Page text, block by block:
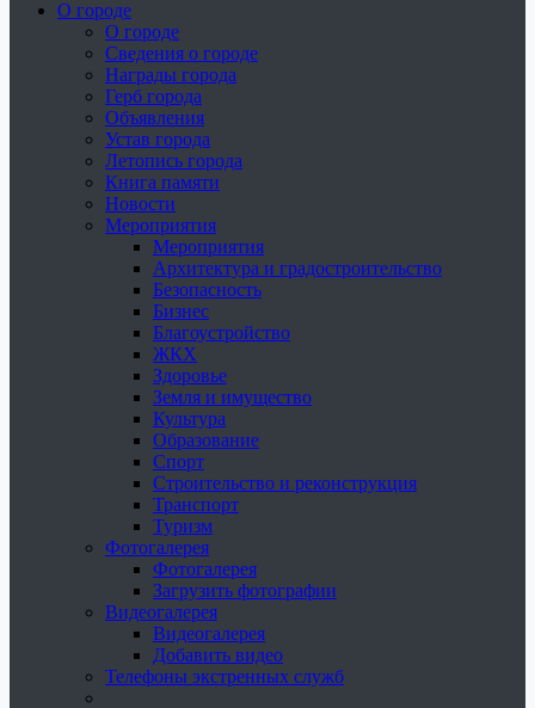
О городе
О городе
Сведения о городе
Награды города
Герб города
Объявления
Устав города
Летопись города
Книга памяти
Новости
Мероприятия
Мероприятия
Архитектура и градостроительство
Безопасность
Бизнес
Благоустройство
ЖКХ
Здоровье
Земля и имущество
Культура
Образование
Спорт
Строительство и реконструкция
Транспорт
Туризм
Фотогалерея
Фотогалерея
Загрузить фотографии
Видеогалерея
Видеогалерея
Добавить видео
Телефоны экстренных служб